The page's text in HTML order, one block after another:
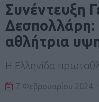
Συνέντευξη
αθλήτρια
Η Ελληνίδα
7 Φεβρουαρίου 2024